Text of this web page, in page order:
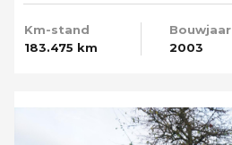
Km-stand
183.475 km
Bouwjaar
2003